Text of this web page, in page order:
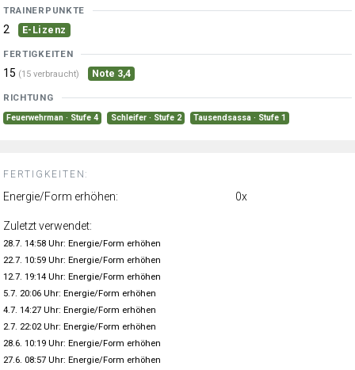
TRAINERPUNKTE
2 E-Lizenz
FERTIGKEITEN
15 (15 verbraucht) Note 3,4
RICHTUNG
Feuerwehrman · Stufe 4 Schleifer · Stufe 2 Tausendsassa · Stufe 1
FERTIGKEITEN:
Energie/Form erhöhen: 0x
Zuletzt verwendet:
28.7. 14:58 Uhr: Energie/Form erhöhen
22.7. 10:59 Uhr: Energie/Form erhöhen
12.7. 19:14 Uhr: Energie/Form erhöhen
5.7. 20:06 Uhr: Energie/Form erhöhen
4.7. 14:27 Uhr: Energie/Form erhöhen
2.7. 22:02 Uhr: Energie/Form erhöhen
28.6. 10:19 Uhr: Energie/Form erhöhen
27.6. 08:57 Uhr: Energie/Form erhöhen